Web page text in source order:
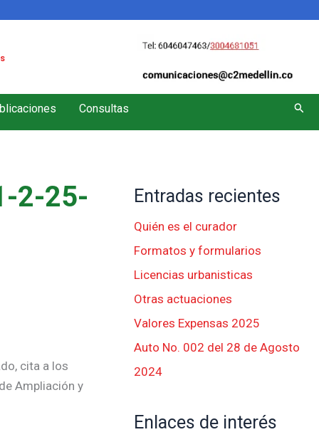
Consultas
2-25-
cita a los
Ampliación y
Entradas recientes
Quién es el curador
Formatos y formularios
Licencias urbanisticas
Otras actuaciones
Valores Expensas 2025
Auto No. 002 del 28 de Agosto
2024
Enlaces de interés